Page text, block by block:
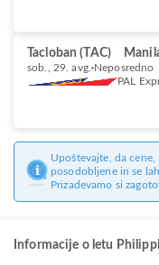
Tacloban (TAC)
sob., 29. avg. Neposredno
PAL
Upoštevajte, da
posodobljene in se
Prizadevamo si
Informacije o letu